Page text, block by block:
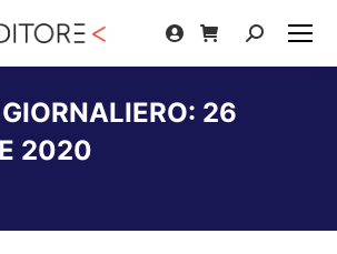
Cerca:
26
2020